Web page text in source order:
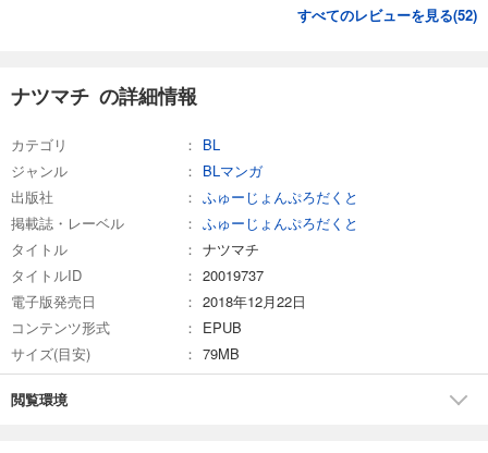
すべてのレビューを見る(52)
ナツマチ の詳細情報
カテゴリ
BL
ジャンル
BLマンガ
出版社
ふゅーじょんぷろだくと
掲載誌・レーベル
ふゅーじょんぷろだくと
タイトル
ナツマチ
タイトルID
20019737
電子版発売日
2018年12月22日
コンテンツ形式
EPUB
サイズ(目安)
79MB
閲覧環境